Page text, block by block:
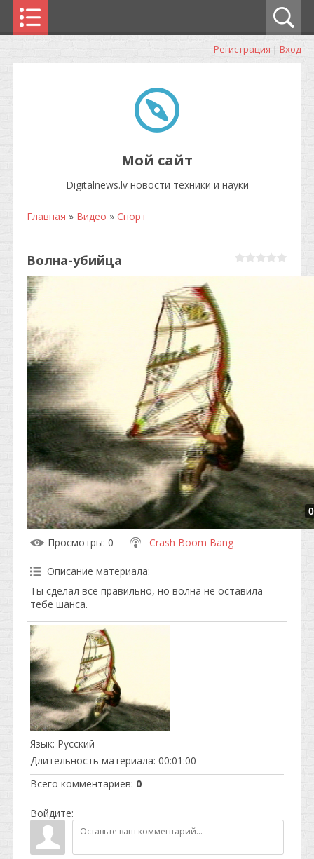
Регистрация | Вход
Мой сайт
Digitalnews.lv новости техники и науки
Главная » Видео » Спорт
Волна-убийца
Просмотры: 0 Crash Boom Bang
Описание материала:
Ты сделал все правильно, но волна не оставила
тебе шанса.
Язык: Русский
Длительность материала: 00:01:00
Всего комментариев: 0
Войдите: